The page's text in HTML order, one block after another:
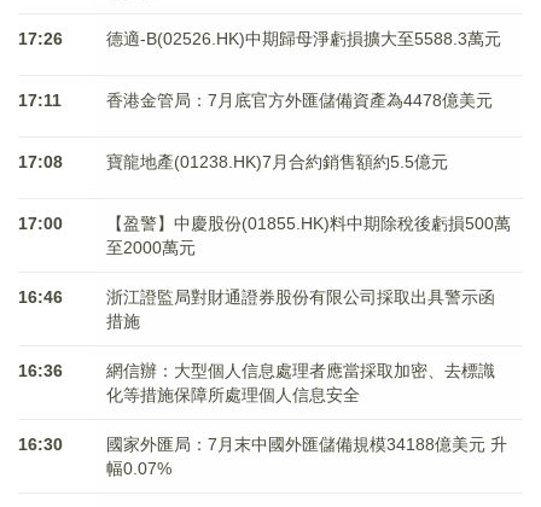
17:26 德適-B(02526.HK)中期歸母淨虧損擴大至5588.3萬元
17:11 香港金管局：7月底官方外匯儲備資產為4478億美元
17:08 寶龍地產(01238.HK)7月合約銷售額約5.5億元
17:00
【盈警】中慶股份(01855.HK)料中期除稅後虧損500萬
至2000萬元
16:46
浙江證監局對財通證券股份有限公司採取出具警示函
措施
16:36
網信辦：大型個人信息處理者應當採取加密、去標識
化等措施保障所處理個人信息安全
16:30
國家外匯局：7月末中國外匯儲備規模34188億美元 升
幅0.07%